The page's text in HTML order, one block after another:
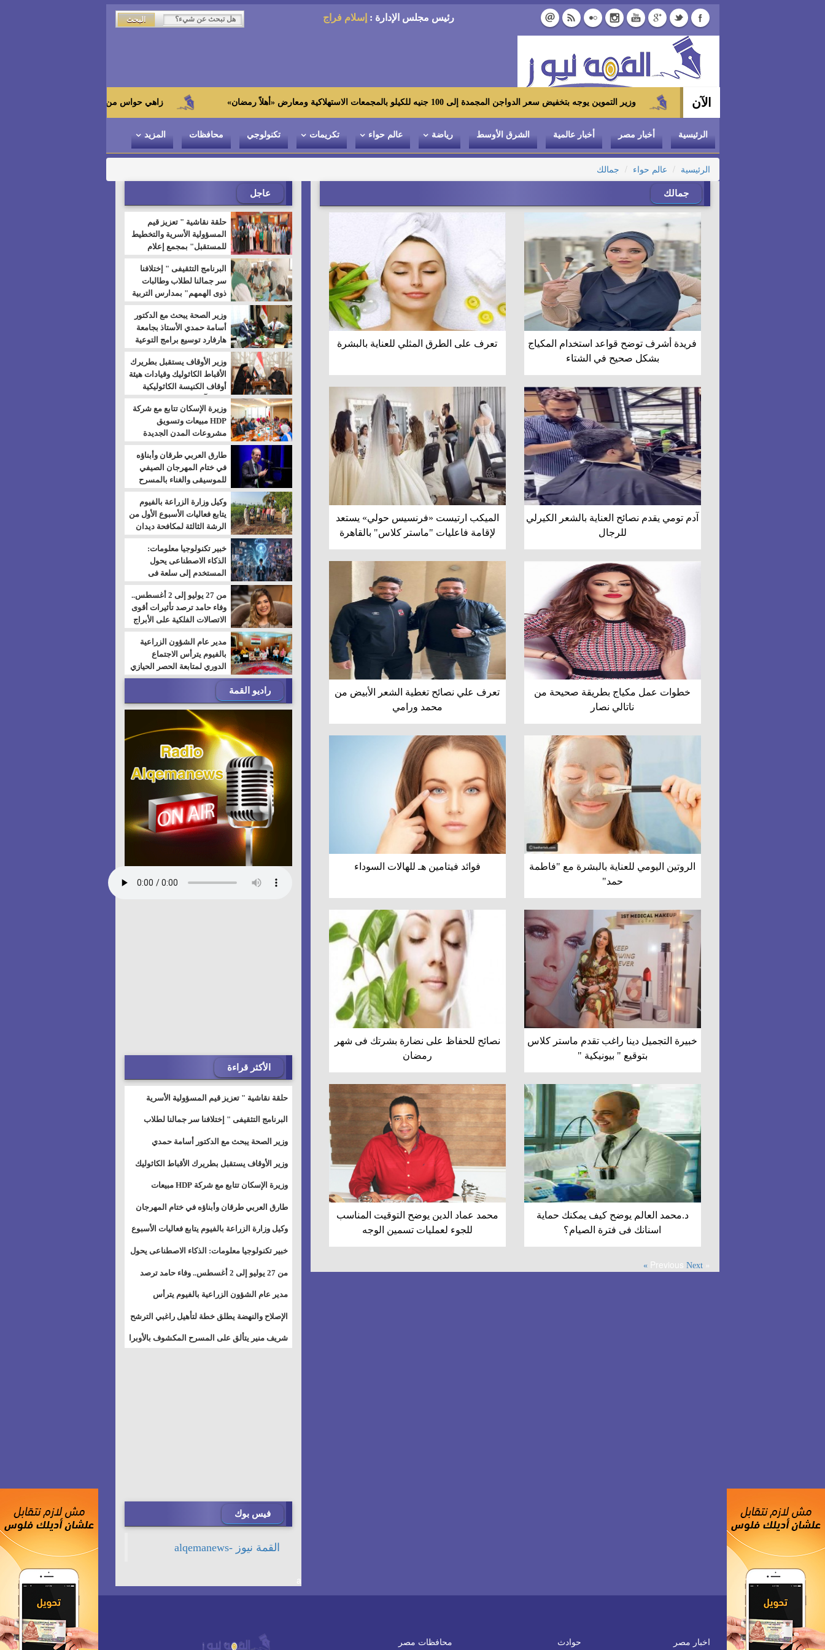
رئيس مجلس الإدارة : إسلام فراج
الآن زاهي حواس من الجامعة اليابانية : "توت عنخ آمون" هو بطل وزير التموين يوجه بتخفيض سعر الدواجن المجمدة إلى 100 جنيه للكيلو بالمجمعات الاستهلاكية ومعارض «أهلاً رمضان»
الرئيسية أخبار مصر أخبار عالمية الشرق الأوسط رياضة عالم حواء تكريمات تكنولوجي محافظات المزيد
الرئيسية عالم حواء جمالك
جمالك
فريدة أشرف توضح قواعد استخدام المكياج
بشكل صحيح في الشتاء
تعرف على الطرق المثلي للعناية بالبشرة
آدم تومي يقدم نصائح العناية بالشعر الكيرلي
للرجال
الميكب ارتيست «فرنسيس حولي» يستعد
لإقامة فاعليات "ماستر كلاس" بالقاهرة
خطوات عمل مكياج بطريقة صحيحة من
ناتالي نصار
تعرف علي نصائح تغطية الشعر الأبيض من
محمد ورامي
الروتين اليومي للعناية بالبشرة مع "فاطمة
حمد"
فوائد فيتامين هـ للهالات السوداء
خبيرة التجميل دينا راغب تقدم ماستر كلاس
بتوقيع " بيونيكية "
نصائح للحفاظ على نضارة بشرتك فى شهر
رمضان
د.محمد العالم يوضح كيف يمكنك حماية
اسنانك فى فترة الصيام؟
محمد عماد الدين يوضح التوقيت المناسب
للجوء لعمليات تسمين الوجه
« Previous
Next »
عاجل
حلقة نقاشية " تعزيز قيم
المسؤولية الأسرية والتخطيط
للمستقبل" بمجمع إعلام
السويس
البرنامج التثقيفى " إختلافنا
سر جمالنا لطلاب وطالبات
ذوى الهمهم" بمدارس التربية
الخاصة بالسويس
وزير الصحة يبحث مع الدكتور
أسامة حمدي الأستاذ بجامعة
هارفارد توسيع برامج التوعية
بمرض السكري
وزير الأوقاف يستقبل بطريرك
الأقباط الكاثوليك وقيادات هيئة
أوقاف الكنيسة الكاثوليكية
لبحث آفاق التعاون المشترك
وزيرة الإسكان تتابع مع شركة
HDP مبيعات وتسويق
مشروعات المدن الجديدة
طارق العربي طرقان وأبناؤه
في ختام المهرجان الصيفي
للموسيقى والغناء بالمسرح
المكشوف
وكيل وزارة الزراعة بالفيوم
يتابع فعاليات الأسبوع الأول من
الرشة الثالثة لمكافحة ديدان
اللوز للقطن
خبير تكنولوجيا معلومات:
الذكاء الاصطناعى يحول
المستخدم إلى سلعة فى
اقتصاد الانتباه
من 27 يوليو إلى 2 أغسطس..
وفاء حامد ترصد تأثيرات أقوى
الاتصالات الفلكية على الأبراج
مدير عام الشؤون الزراعية
بالفيوم يترأس الاجتماع
الدوري لمتابعة الحصر الحيازي
الجديدة
راديو القمة
الأكثر قراءة
حلقة نقاشية " تعزيز قيم المسؤولية الأسرية
البرنامج التثقيفى " إختلافنا سر جمالنا لطلاب
وطالبات ذوى الهمهم" بمدارس التربية الخاصة
وزير الصحة يبحث مع الدكتور أسامة حمدي
الأستاذ بجامعة هارفارد توسيع برامج التوعية
وزير الأوقاف يستقبل بطريرك الأقباط الكاثوليك
وزيرة الإسكان تتابع مع شركة HDP مبيعات
وتسويق مشروعات المدن الجديدة
طارق العربي طرقان وأبناؤه في ختام المهرجان
الصيفي للموسيقى والغناء بالمسرح المكشوف
وكيل وزارة الزراعة بالفيوم يتابع فعاليات الأسبوع
خبير تكنولوجيا معلومات: الذكاء الاصطناعى يحول
المستخدم إلى سلعة فى اقتصاد الانتباه
من 27 يوليو إلى 2 أغسطس.. وفاء حامد ترصد
تأثيرات أقوى الاتصالات الفلكية على الأبراج
مدير عام الشؤون الزراعية بالفيوم يترأس
الاجتماع الدوري لمتابعة الحصر الحيازي الجديدة
الإصلاح والنهضة يطلق خطة لتأهيل راغبي الترشح
للمجالس الشعبية المحلية ويستعرض خطط
أماناته بالمحافظات
شريف منير يتألق على المسرح المكشوف بالأوبرا
فيس بوك
a
اخبار مصر حوادث محافظات مصر